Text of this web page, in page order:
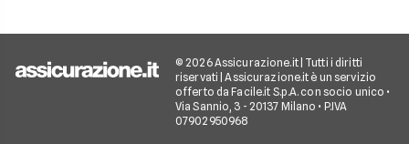
© 2026 Assicurazione.it | Tutti i diritti
riservati | Assicurazione.it è un servizio
offerto da Facile.it S.p.A. con socio unico •
Via Sannio, 3 - 20137 Milano • P.IVA
07902950968